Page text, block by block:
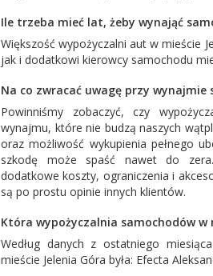
Ile trzeba mieć lat, żeby wynająć
Większość wypożyczalni aut w mieście
jak i dodatkowi kierowcy samochodu
Na co zwracać uwagę przy wynajmie
Powinniśmy zobaczyć, czy
wynajmu, które nie budzą naszych
oraz możliwość wykupienia pełnego
szkodę może spaść nawet do
dodatkowe koszty, ograniczenia i
są po prostu opinie innych klientów.
Która wypożyczalnia samochodów w
Według danych z ostatniego
mieście Jelenia Góra była: Efecta